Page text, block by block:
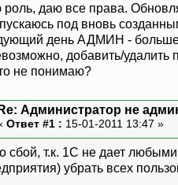
даю все права.
под вновь
день АДМИН -
добавить/удалить
не понимаю?
Re: Администратор не
Ответ #1 : 15-01-2011 13:47 »
сбой, т.к. 1С не дает
убрать всех